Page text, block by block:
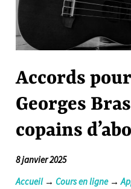
Accords
Georges
copains
8 janvier 2025
Accueil→Cours en ligne→